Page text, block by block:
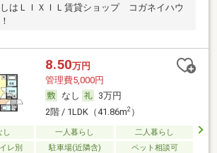
はＬＩＸＩＬ賃貸ショップ コガネイハウ
8.50万円
管理費5,000円
なし
3万円
2階 / 1LDK（41.86m2）
し 一人暮らし
二人暮らし
レ別
駐車場(近隣含) ペット相談可